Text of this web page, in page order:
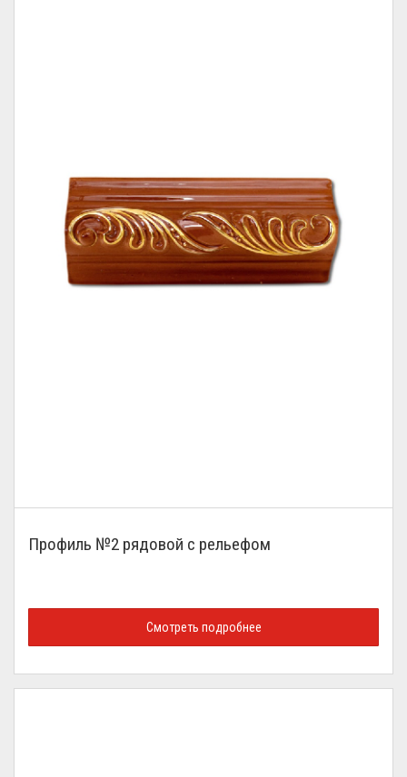
Профиль №2 рядовой с рельефом
Смотреть подробнее